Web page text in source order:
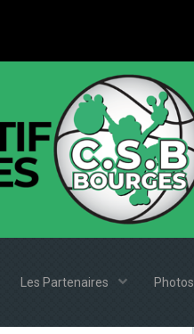
Les Partenaires Photos